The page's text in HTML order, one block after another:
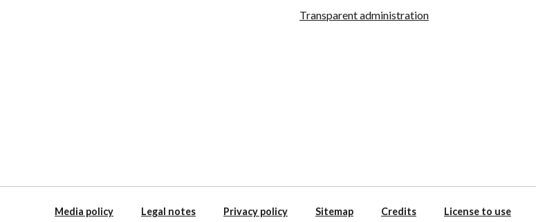
Transparent administration
Media policy Legal notes Privacy policy Sitemap Credits License to use